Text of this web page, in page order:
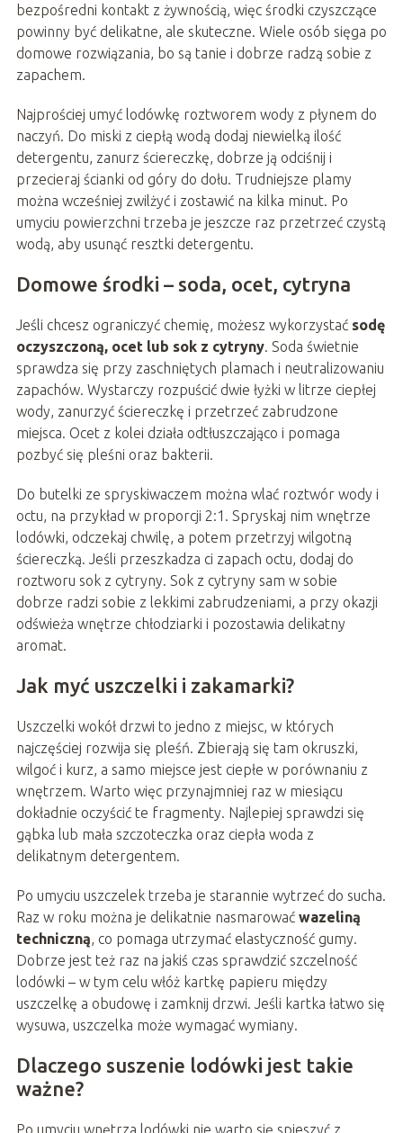
bezpośredni kontakt z żywnością, więc środki czyszczące
powinny być delikatne, ale skuteczne. Wiele osób sięga po
domowe rozwiązania, bo są tanie i dobrze radzą sobie z
zapachem.
Najprościej umyć lodówkę roztworem wody z płynem do
naczyń. Do miski z ciepłą wodą dodaj niewielką ilość
detergentu, zanurz ściereczkę, dobrze ją odciśnij i
przecieraj ścianki od góry do dołu. Trudniejsze plamy
można wcześniej zwilżyć i zostawić na kilka minut. Po
umyciu powierzchni trzeba je jeszcze raz przetrzeć czystą
wodą, aby usunąć resztki detergentu.
Domowe środki – soda, ocet, cytryna
Jeśli chcesz ograniczyć chemię, możesz wykorzystać sodę
oczyszczoną, ocet lub sok z cytryny. Soda świetnie
sprawdza się przy zaschniętych plamach i neutralizowaniu
zapachów. Wystarczy rozpuścić dwie łyżki w litrze ciepłej
wody, zanurzyć ściereczkę i przetrzeć zabrudzone
miejsca. Ocet z kolei działa odtłuszczająco i pomaga
pozbyć się pleśni oraz bakterii.
Do butelki ze spryskiwaczem można wlać roztwór wody i
octu, na przykład w proporcji 2:1. Spryskaj nim wnętrze
lodówki, odczekaj chwilę, a potem przetrzyj wilgotną
ściereczką. Jeśli przeszkadza ci zapach octu, dodaj do
roztworu sok z cytryny. Sok z cytryny sam w sobie
dobrze radzi sobie z lekkimi zabrudzeniami, a przy okazji
odświeża wnętrze chłodziarki i pozostawia delikatny
aromat.
Jak myć uszczelki i zakamarki?
Uszczelki wokół drzwi to jedno z miejsc, w których
najczęściej rozwija się pleśń. Zbierają się tam okruszki,
wilgoć i kurz, a samo miejsce jest ciepłe w porównaniu z
wnętrzem. Warto więc przynajmniej raz w miesiącu
dokładnie oczyścić te fragmenty. Najlepiej sprawdzi się
gąbka lub mała szczoteczka oraz ciepła woda z
delikatnym detergentem.
Po umyciu uszczelek trzeba je starannie wytrzeć do sucha.
Raz w roku można je delikatnie nasmarować wazeliną
techniczną, co pomaga utrzymać elastyczność gumy.
Dobrze jest też raz na jakiś czas sprawdzić szczelność
lodówki – w tym celu włóż kartkę papieru między
uszczelkę a obudowę i zamknij drzwi. Jeśli kartka łatwo się
wysuwa, uszczelka może wymagać wymiany.
Dlaczego suszenie lodówki jest takie
ważne?
Po umyciu wnętrza lodówki nie warto się spieszyć z